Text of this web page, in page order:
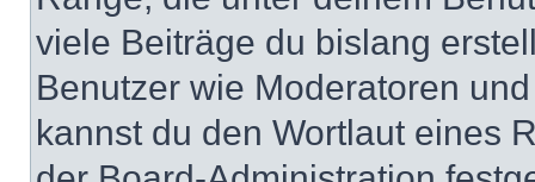
viele Beiträge du bislang
Benutzer wie Moderatoren
kannst du den Wortlaut eines